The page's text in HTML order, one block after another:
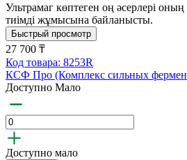
Ультрамаг көптеген оң әсерлері оның
тиімді жұмысына байланысты.
Быстрый просмотр
27 700 ₸
Код товара: 8253R
КСФ Про (Комплекс сильных
Доступно Мало
Доступно мало